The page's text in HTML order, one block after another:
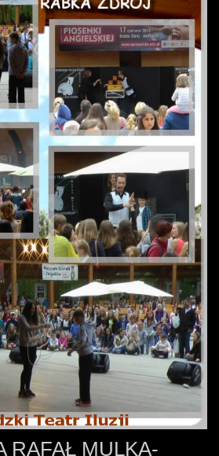
RAFAŁ MULKA-